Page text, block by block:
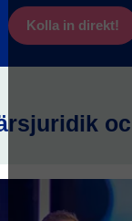
Kolla in direkt!